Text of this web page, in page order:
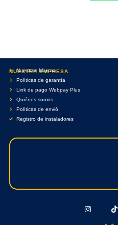
NUESTRA EMPRESA
Nuestras Marcas
Políticas de garantía
Link de pago Webpay Plus
Quiénes somos
Políticas de envió
Registro de instaladores